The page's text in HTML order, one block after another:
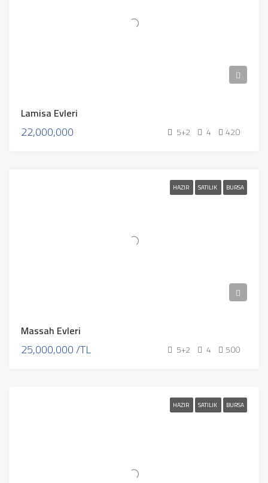
Lamisa Evleri
22,000,000 5+2 4 420
HAZIR SATILIK BURSA
Massah Evleri
25,000,000 /TL 5+2 4 500
HAZIR SATILIK BURSA